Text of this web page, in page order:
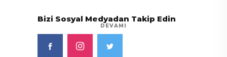
DEVAMI
Bizi Sosyal Medyadan Takip Edin